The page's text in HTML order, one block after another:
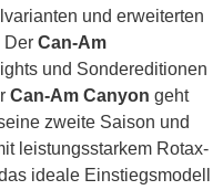
und erweiterten
Der Can-Am
und Sondereditionen
Can-Am Canyon geht
zweite Saison und
leistungsstarkem Rotax-
ideale Einstiegsmodell